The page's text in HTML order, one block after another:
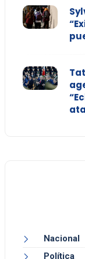
Nacional
Política